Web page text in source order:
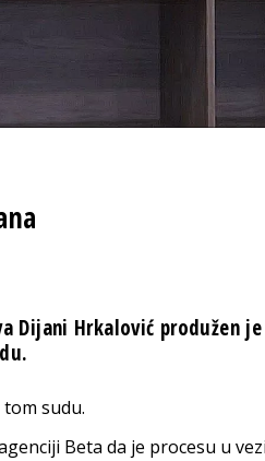
Dijani Hrkalović produžen
sudu.
Beta da je procesu u vezi